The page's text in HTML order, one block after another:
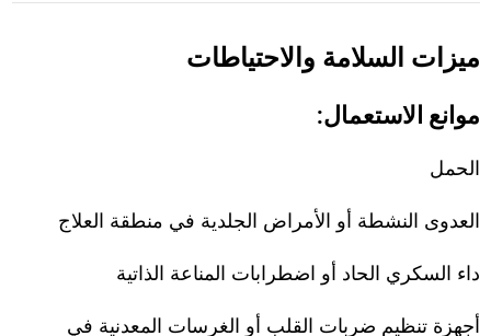
ميزات السلامة والاحتياطات
موانع الاستعمال:
الحمل
العدوى النشطة أو الأمراض الجلدية في منطقة العلاج
داء السكري الحاد أو اضطرابات المناعة الذاتية
أجهزة تنظيم ضربات القلب أو الغرسات المعدنية في